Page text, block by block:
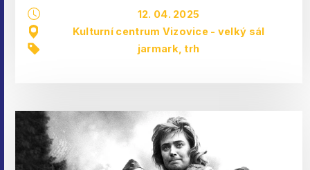
12. 04. 2025
Kulturní centrum Vizovice - velký sál
jarmark, trh